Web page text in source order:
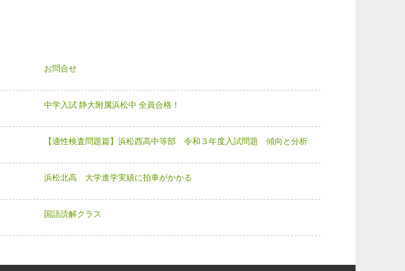
お問合せ
中学入試 静大附属浜松中 全員合格！
【適性検査問題篇】浜松西高中等部 令和３年度入試問題 傾向と分析
浜松北高 大学進学実績に拍車がかかる
国語読解クラス